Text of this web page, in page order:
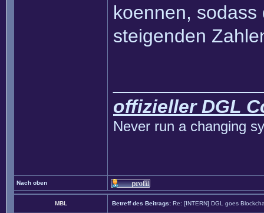
koennen, sodass
steigenden
offizieller DGL
Never run a changing
Nach oben
MBL Betreff des Beitrags: Re: [INTERN] DGL goes